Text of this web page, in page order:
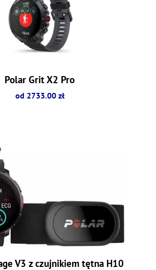
Polar Grit X2 Pro
od 2733.00 zł
V3 z czujnikiem tętna H10